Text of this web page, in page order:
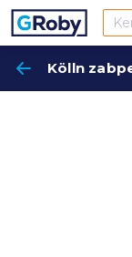
Kölln